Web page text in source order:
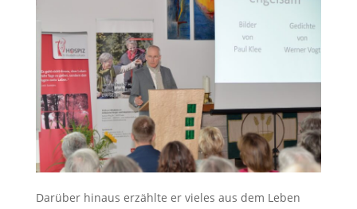
Darüber hinaus erzählte er vieles aus dem Leben